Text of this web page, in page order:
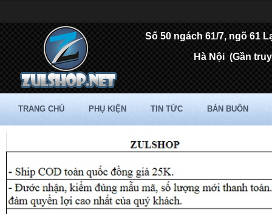
Số 50 ngách 61/7, ngõ 61
Hà Nội (Gần
TRANG CHỦ PHỤ KIỆN TIN TỨC BÁN BUÔN